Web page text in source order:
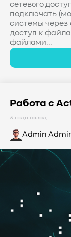
сетевого
подключать
системы через
доступ к
файлами...
Работа с
3 года назад
Admin